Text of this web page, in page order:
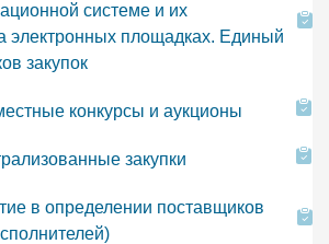
системе и их
электронных площадках. Единый
закупок
конкурсы и аукционы
закупки
в определении поставщиков